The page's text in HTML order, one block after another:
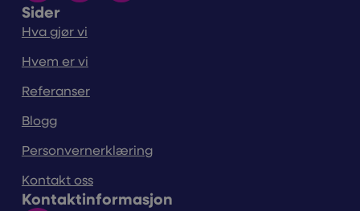
Sider
Hva gjør vi
Hvem er vi
Referanser
Blogg
Personvernerklæring
Kontakt oss
Kontaktinformasjon